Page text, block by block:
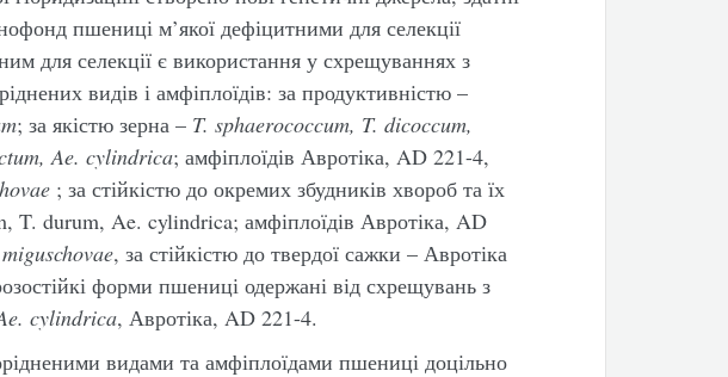
пшениці м’якої дефіцитними для селекції
для селекції є використання у схрещуваннях з
видів і амфіплоїдів: за продуктивністю –
; за якістю зерна – T. sphaerococcum, T. dicoccum,
,Ae. cylindrica; амфіплоїдів Авротіка, AD 221-4,
; за стійкістю до окремих збудників хвороб та їх
T. durum, Ae. cylindrica; амфіплоїдів Авротіка, AD
miguschovae, за стійкістю до твердої сажки – Авротіка
форми пшениці одержані від схрещувань з
. cylindrica, Авротіка, AD 221-4.
видами та амфіплоїдами пшениці доцільно